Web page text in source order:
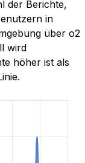
der Berichte,
in
über o2
wird
höher ist als